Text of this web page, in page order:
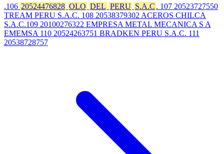
.106 20524476828 OLO DEL PERU S.A.C . 107 20523727550
TREAM PERU S.A.C. 108 20538379302 ACEROS CHILCA
S.A.C.109 20100276322 EMPRESA METAL MECANICA S A
EMEMSA 110 20524263751 BRADKEN PERU S.A.C. 111
20538728757